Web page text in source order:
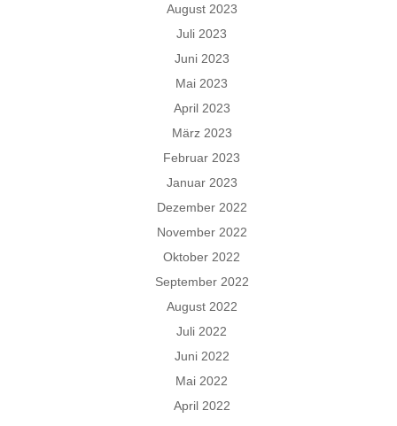
August 2023
Juli 2023
Juni 2023
Mai 2023
April 2023
März 2023
Februar 2023
Januar 2023
Dezember 2022
November 2022
Oktober 2022
September 2022
August 2022
Juli 2022
Juni 2022
Mai 2022
April 2022